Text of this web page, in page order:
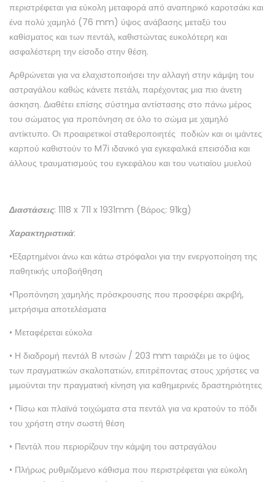
περιστρέφεται για εύκολη μεταφορά από αναπηρικό καροτσάκι και
ένα πολύ χαμηλό (76 mm) ύψος ανάβασης μεταξύ του
καθίσματος και των πεντάλ, καθιστώντας ευκολότερη και
ασφαλέστερη την είσοδο στην θέση.
Αρθρώνεται για να ελαχιστοποιήσει την αλλαγή στην κάμψη του
αστραγάλου καθώς κάνετε πετάλι, παρέχοντας μια πιο άνετη
άσκηση. Διαθέτει επίσης σύστημα αντίστασης στο πάνω μέρος
του σώματος για προπόνηση σε όλο το σώμα με χαμηλό
αντίκτυπο. Οι προαιρετικοί σταθεροποιητές ποδιών και οι ιμάντες
καρπού καθιστούν το M7i ιδανικό για εγκεφαλικά επεισόδια και
άλλους τραυματισμούς του εγκεφάλου και του νωτιαίου μυελού
Διαστάσεις: 1118 x 711 x 1931mm (Βάρος: 91kg)
Χαρακτηριστικά:
•Εξαρτημένοι άνω και κάτω στρόφαλοι για την ενεργοποίηση της
παθητικής υποβοήθηση
•Προπόνηση χαμηλής πρόσκρουσης που προσφέρει ακριβή,
μετρήσιμα αποτελέσματα
• Μεταφέρεται εύκολα
• Η διαδρομή πεντάλ 8 ιντσών / 203 mm ταιριάζει με το ύψος
των πραγματικών σκαλοπατιών, επιτρέποντας στους χρήστες να
μιμούνται την πραγματική κίνηση για καθημερινές δραστηριότητες
• Πίσω και πλαϊνά τοιχώματα στα πεντάλ για να κρατούν το πόδι
του χρήστη στην σωστή θέση
• Πεντάλ που περιορίζουν την κάμψη του αστραγάλου
• Πλήρως ρυθμιζόμενο κάθισμα που περιστρέφεται για εύκολη